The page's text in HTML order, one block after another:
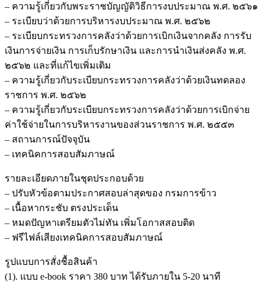
– ความรู้เกี่ยวกับพระราชบัญญัติวิธีการงบประมาณ พ.ศ. ๒๕๖๑
– ระเบียบว่าด้วยการบริหารงบประมาณ พ.ศ. ๒๕๖๒
– ระเบียบกระทรวงการคลังว่าด้วยการเบิกเงินจากคลัง การรับ
เงินการจ่ายเงิน การเก็บรักษาเงิน และการนำเงินส่งคลัง พ.ศ.
๒๕๖๒ และที่แก้ไขเพิ่มเติม
– ความรู้เกี่ยวกับระเบียบกระทรวงการคลังว่าด้วยเงินทดลอง
ราชการ พ.ศ. ๒๕๖๒
– ความรู้เกี่ยวกับระเบียบกระทรวงการคลังว่าด้วยการเบิกจ่าย
ค่าใช้จ่ายในการบริหารงานของส่วนราชการ พ.ศ. ๒๕๕๓
– สถานการณ์ปัจจุบัน
– เทคนิคการสอบสัมภาษณ์
รายละเอียดภายในชุดประกอบด้วย
– ปรับหัวข้อตามประกาศสอบล่าสุดของ กรมการข้าว
– เนื้อหากระชับ ตรงประเด็น
– หมดปัญหาเตรียมตัวไม่ทัน เพิ่มโอกาสสอบติด
– ฟรีไฟล์เสียงเทคนิคการสอบสัมภาษณ์
รูปแบบการสั่งชื้อสินค้า
(1). แบบ e-book ราคา 380 บาท ได้รับภายใน 5-20 นาที